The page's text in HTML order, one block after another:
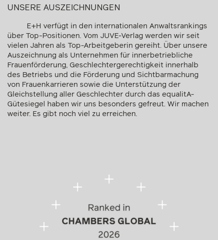
E+H verfügt in den internationalen Anwaltsrankings
vielen Jahren als Top-Arbeitgeberin gereiht. Über unsere
Auszeichnung alsUnternehmen für innerbetriebliche
Frauenförderung, Geschlechtergerechtigkeit innerhalb
des Betriebs und die Förderung und Sichtbarmachung
von Frauenkarrieren sowie die Unterstützung der
Gleichstellung aller Geschlechter durch das equalitA-
Gütesiegel haben wir uns besonders gefreut. Wir machen
weiter. Es gibt noch viel zu erreichen.